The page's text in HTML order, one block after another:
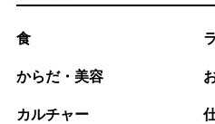
食
からだ・美容
カルチャー